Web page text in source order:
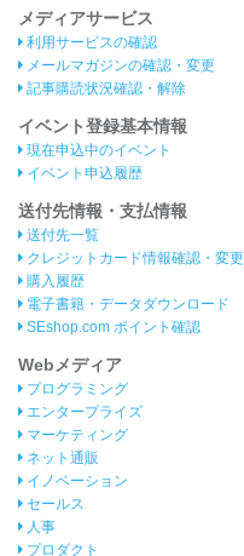
メディアサービス
利用サービスの確認
メールマガジンの確認・変更
記事購読状況確認・解除
イベント登録基本情報
現在申込中のイベント
イベント申込履歴
送付先情報・支払情報
送付先一覧
クレジットカード情報確認・変更
購入履歴
電子書籍・データダウンロード
SEshop.com ポイント確認
Webメディア
プログラミング
エンタープライズ
マーケティング
ネット通販
イノベーション
セールス
人事
プロダクト